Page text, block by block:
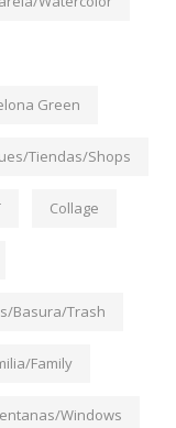
Green
Tiendas/Shops
Collage
Basura/Trash
Family
Windows